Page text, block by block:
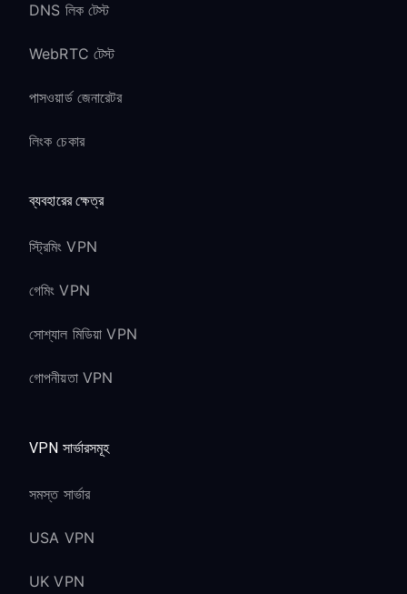
DNS লিক টেস্ট
WebRTC টেস্ট
পাসওয়ার্ড জেনারেটর
লিংক চেকার
ব্যবহারের ক্ষেত্র
স্ট্রিমিং VPN
গেমিং VPN
সোশ্যাল মিডিয়া VPN
গোপনীয়তা VPN
VPN সার্ভারসমূহ
সমস্ত সার্ভার
USA VPN
UK VPN